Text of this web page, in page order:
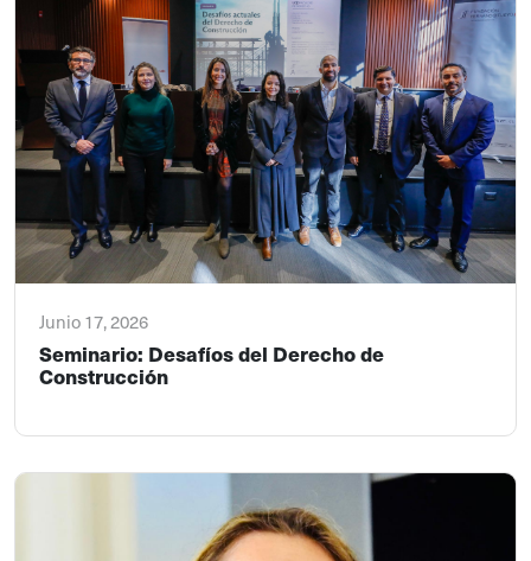
Junio 17, 2026
Seminario: Desafíos del Derecho de
Construcción